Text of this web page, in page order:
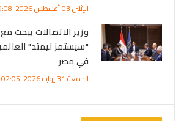
الإثنين 03 أغسطس 2026-09:08
وزير الاتصالات يبحث
"سيستمز ليمتد"
في مصر
الجمعة 31 يوليه 2026-02:05